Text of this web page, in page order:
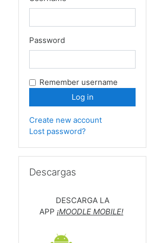
Password
Remember username
Create new account
Lost password?
Descargas
DESCARGA LA
APP ¡MOODLE MOBILE!